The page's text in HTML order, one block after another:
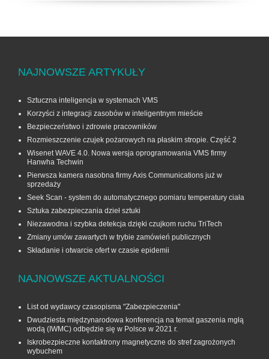
NAJNOWSZE ARTYKUŁY
Sztuczna inteligencja w systemach VMS
Korzyści z integracji zasobów w inteligentnym mieście
Bezpieczeństwo i zdrowie pracowników
Rozmieszczenie czujek pożarowych na płaskim stropie. Część 2
Wisenet WAVE 4.0. Nowa wersja oprogramowania VMS firmy
Hanwha Techwin
Pierwsza kamera nasobna firmy Axis Communications już w
sprzedaży
Seek Scan - system do automatycznego pomiaru temperatury ciała
Sztuka zabezpieczania dzieł sztuki
Niezawodna i szybka detekcja dzięki czujkom ruchu TriTech
Zmiany umów zawartych w trybie zamówień publicznych
Składanie i otwarcie ofert w czasie epidemii
NAJNOWSZE AKTUALNOŚCI
List od wydawcy czasopisma "Zabezpieczenia"
Dwudziesta międzynarodowa konferencja na temat gaszenia mgłą
wodą (IWMC) odbędzie się w Polsce w 2021 r.
Iskrobezpieczne kontaktrony magnetyczne do stref zagrożonych
wybuchem